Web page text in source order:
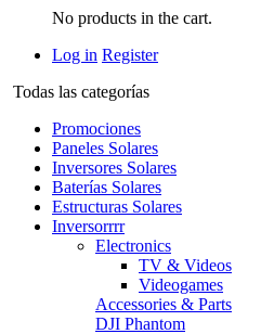
No products in the cart.
Log in Register
Todas las categorías
Promociones
Paneles Solares
Inversores Solares
Baterías Solares
Estructuras Solares
Inversorrrr
Electronics
TV & Videos
Videogames
Accessories & Parts
DJI Phantom